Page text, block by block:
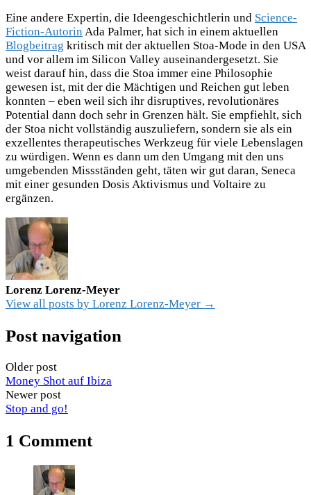
Eine andere Expertin, die Ideengeschichtlerin und Science-
Fiction-Autorin Ada Palmer, hat sich in einem aktuellen
Blogbeitrag kritisch mit der aktuellen Stoa-Mode in den USA
und vor allem im Silicon Valley auseinandergesetzt. Sie
weist darauf hin, dass die Stoa immer eine Philosophie
gewesen ist, mit der die Mächtigen und Reichen gut leben
konnten – eben weil sich ihr disruptives, revolutionäres
Potential dann doch sehr in Grenzen hält. Sie empfiehlt, sich
der Stoa nicht vollständig auszuliefern, sondern sie als ein
exzellentes therapeutisches Werkzeug für viele Lebenslagen
zu würdigen. Wenn es dann um den Umgang mit den uns
umgebenden Missständen geht, täten wir gut daran, Seneca
mit einer gesunden Dosis Aktivismus und Voltaire zu
ergänzen.
Lorenz Lorenz-Meyer
View all posts by Lorenz Lorenz-Meyer →
Post navigation
Older post
Money Shot auf Ibiza
Newer post
Stop and go!
1 Comment